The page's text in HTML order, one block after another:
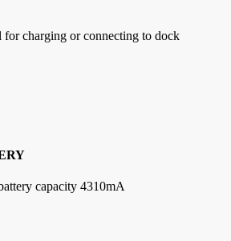
charging or connecting to dock
capacity 4310mA